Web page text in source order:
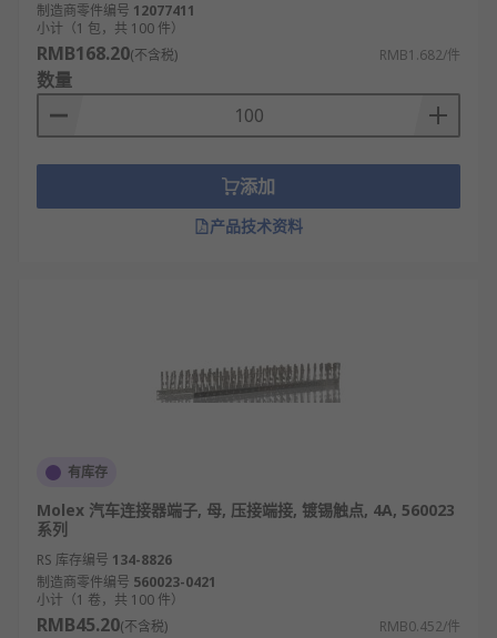
制造商零件编号 12077411
小计（1 包，共 100 件）
RMB168.20(不含税) RMB1.682/件
数量
添加
产品技术资料
有库存
Molex 汽车连接器端子, 母, 压接端接, 镀锡触点, 4A, 560023
系列
RS 库存编号 134-8826
制造商零件编号 560023-0421
小计（1 卷，共 100 件）
RMB45.20(不含税) RMB0.452/件